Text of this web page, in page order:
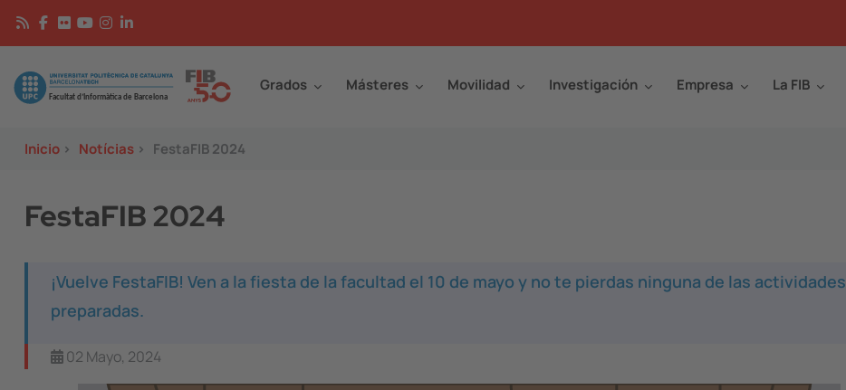
Pasar al contenido principal
Image Grados Másteres Movilidad Investigación Empresa La FIB
Inicio > Notícias > FestaFIB 2024
FestaFIB 2024
¡Vuelve FestaFIB! Ven a la fiesta de la facultad el 10 de mayo y no te pierdas ninguna de las actividades
preparadas.
02 Mayo, 2024